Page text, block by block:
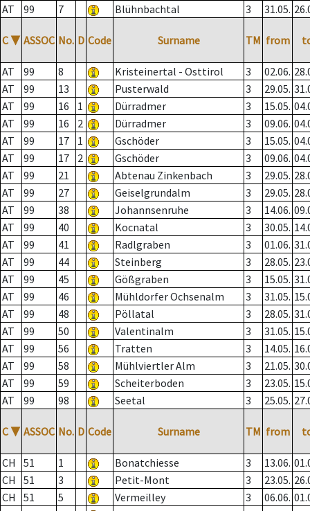
AT
99 7 Blühnbachtal 3 31.05.
C ▼ ASSOC No. D Code Surname TM from
AT 99 8 Kristeinertal - Osttirol 3 02.06.
AT
99 13 Pusterwald 3 29.05.
AT
99 16 1 Dürradmer 3 15.05.
AT
99 16 2 Dürradmer 3 09.06.
AT
99 17 1 Gschöder 3 15.05.
AT
99 17 2 Gschöder 3 09.06.
AT
99 21 Abtenau Zinkenbach 3 29.05.
AT
99 27 Geiselgrundalm 3 29.05.
AT
99 38 Johannsenruhe 3 14.06.
AT
99 40 Kocnatal 3 30.05.
AT
99 41 Radlgraben 3 01.06.
AT
99 44 Steinberg 3 28.05.
AT
99 45 Gößgraben 3 15.05.
AT
99 46 Mühldorfer Ochsenalm 3 31.05.
AT
99 48 Pöllatal 3 28.05.
AT
99 50 Valentinalm 3 31.05.
AT
99 56 Tratten 3 14.05.
AT
99 58 Mühlviertler Alm 3 21.05.
AT
99 59 Scheiterboden 3 23.05.
AT
99 98 Seetal 3 25.05.
C ▼ ASSOC No. D Code Surname TM from
CH 51 1 Bonatchiesse 3 13.06.
CH
51 3 Petit-Mont 3 23.05.
CH
51 5 Vermeilley 3 06.06.